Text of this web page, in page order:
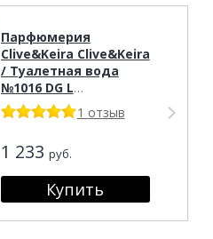
Парфюмерия
Clive&Keira Clive&Keira
/ Туалетная вода
№1016 DG L
.IMPERATRICE 3 30 ml
1 отзыв
1 233 руб.